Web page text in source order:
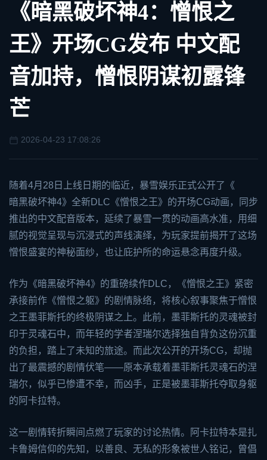
《暗黑破坏神4：憎恨之
王》开场CG发布 中文配
音加持，憎恨阴谋初露锋
芒
2026-04-23 17:08:26
随着4月28日上线日期的临近，暴雪娱乐正式公开了《
暗黑破坏神4》全新DLC《憎恨之王》的开场CG动画，同步
推出的中文配音版本，延续了暴雪一贯的动画高水准，用细
腻的视觉呈现与沉浸式的声线演绎，为玩家提前揭开了这场
憎恨盛宴的神秘面纱，也让庇护所的命运悬念再度升级。
作为《暗黑破坏神4》的重磅续作DLC，《憎恨之王》紧密
承接前作《憎恨之躯》的剧情脉络，将核心叙事聚焦于憎恨
之王墨菲斯托的终极阴谋之上。此前，墨菲斯托的灵魂被封
印于灵魂石中，而年轻的学者涅瑞尔选择独自背负这份沉重
的负担，踏上了未知的旅途。而此次公开的开场CG，却抛
出了最震撼的剧情伏笔——原本承载着墨菲斯托灵魂石的涅
瑞尔，似乎已惨遭不幸，而凶手，正是被墨菲斯托夺取身躯
的阿卡拉特。
这一剧情转折瞬间点燃了玩家的讨论热情。阿卡拉特本是扎
卡鲁姆信仰的先知，以善良、无私的形象被世人铭记，曾倡